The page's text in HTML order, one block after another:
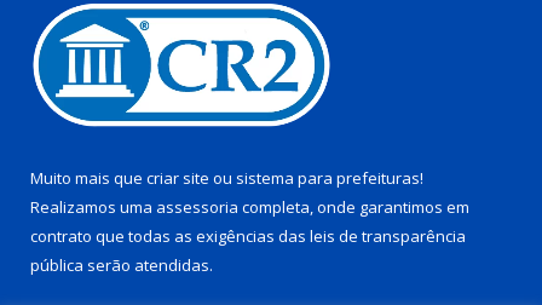
Muito mais que criar site ou sistema para prefeituras!
Realizamos uma assessoria completa, onde garantimos em
contrato que todas as exigências das leis de transparência
pública serão atendidas.